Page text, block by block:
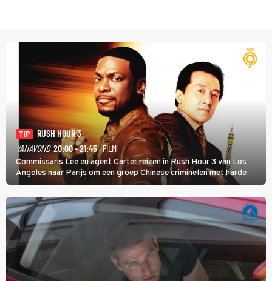
TIP
RUSH HOUR 3
VANAVOND 20:00 - 21:45· FILM
Commissaris Lee en agent Carter reizen in Rush Hour 3 van Los
Angeles naar Parijs om een groep Chinese criminelen met harde
hand aan te pakken.